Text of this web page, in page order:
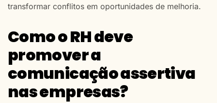
transformar conflitos em oportunidades de melhoria.
Como o RH deve
promover a
comunicação assertiva
nas empresas?